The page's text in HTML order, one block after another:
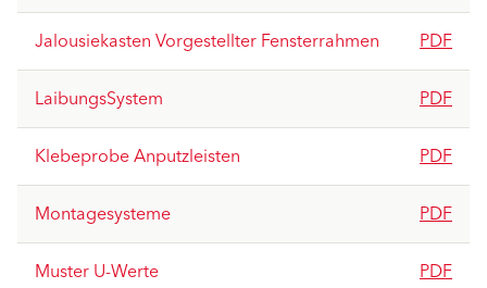
Jalousiekasten Vorgestellter Fensterrahmen
PDF
LaibungsSystem
PDF
Klebeprobe Anputzleisten
PDF
Montagesysteme
PDF
Muster U-Werte
PDF